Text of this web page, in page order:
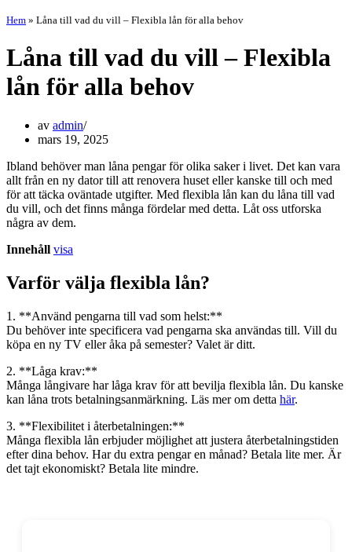
Hem » Låna till vad du vill – Flexibla lån för alla behov
Låna till vad du vill – Flexibla
lån för alla behov
av admin
mars 19, 2025
Ibland behöver man låna pengar för olika saker i livet. Det kan vara
allt från en ny dator till att renovera huset eller kanske till och med
för att täcka oväntade utgifter. Med flexibla lån kan du låna till vad
du vill, och det finns många fördelar med detta. Låt oss utforska
några av dem.
Innehåll visa
Varför välja flexibla lån?
1. **Använd pengarna till vad som helst:**
Du behöver inte specificera vad pengarna ska användas till. Vill du
köpa en ny TV eller åka på semester? Valet är ditt.
2. **Låga krav:**
Många långivare har låga krav för att bevilja flexibla lån. Du kanske
kan låna trots betalningsanmärkning. Läs mer om detta här.
3. **Flexibilitet i återbetalningen:**
Många flexibla lån erbjuder möjlighet att justera återbetalningstiden
efter dina behov. Har du extra pengar en månad? Betala lite mer. Är
det tajt ekonomiskt? Betala lite mindre.